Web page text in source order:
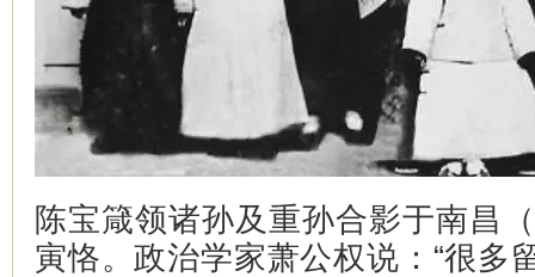
陈宝箴领诸孙及重孙合影于南昌
寅恪。政治学家萧公权说：“很多